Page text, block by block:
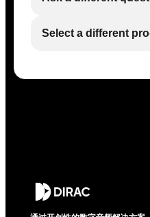
Select a different